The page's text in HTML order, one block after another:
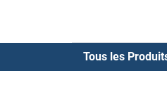
Tous les